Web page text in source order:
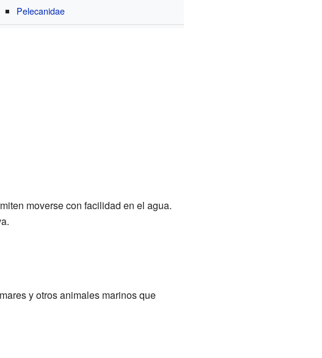
Pelecanidae
moverse con facilidad en el agua.
y otros animales marinos que